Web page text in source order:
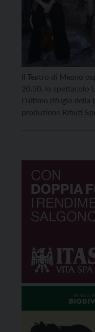
Il Teatro di Meano
20.30, lo spettacolo
L’ultimo rifugio della
produzione Rifiuti
Fattori (batteria) con
Basiliana. Il Chelsea